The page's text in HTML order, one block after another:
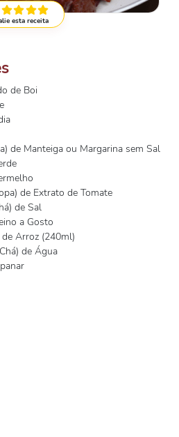
esta receita
de Boi
de Manteiga ou Margarina sem Sal
de Extrato de Tomate
de Sal
a Gosto
de Arroz (240ml)
de Água